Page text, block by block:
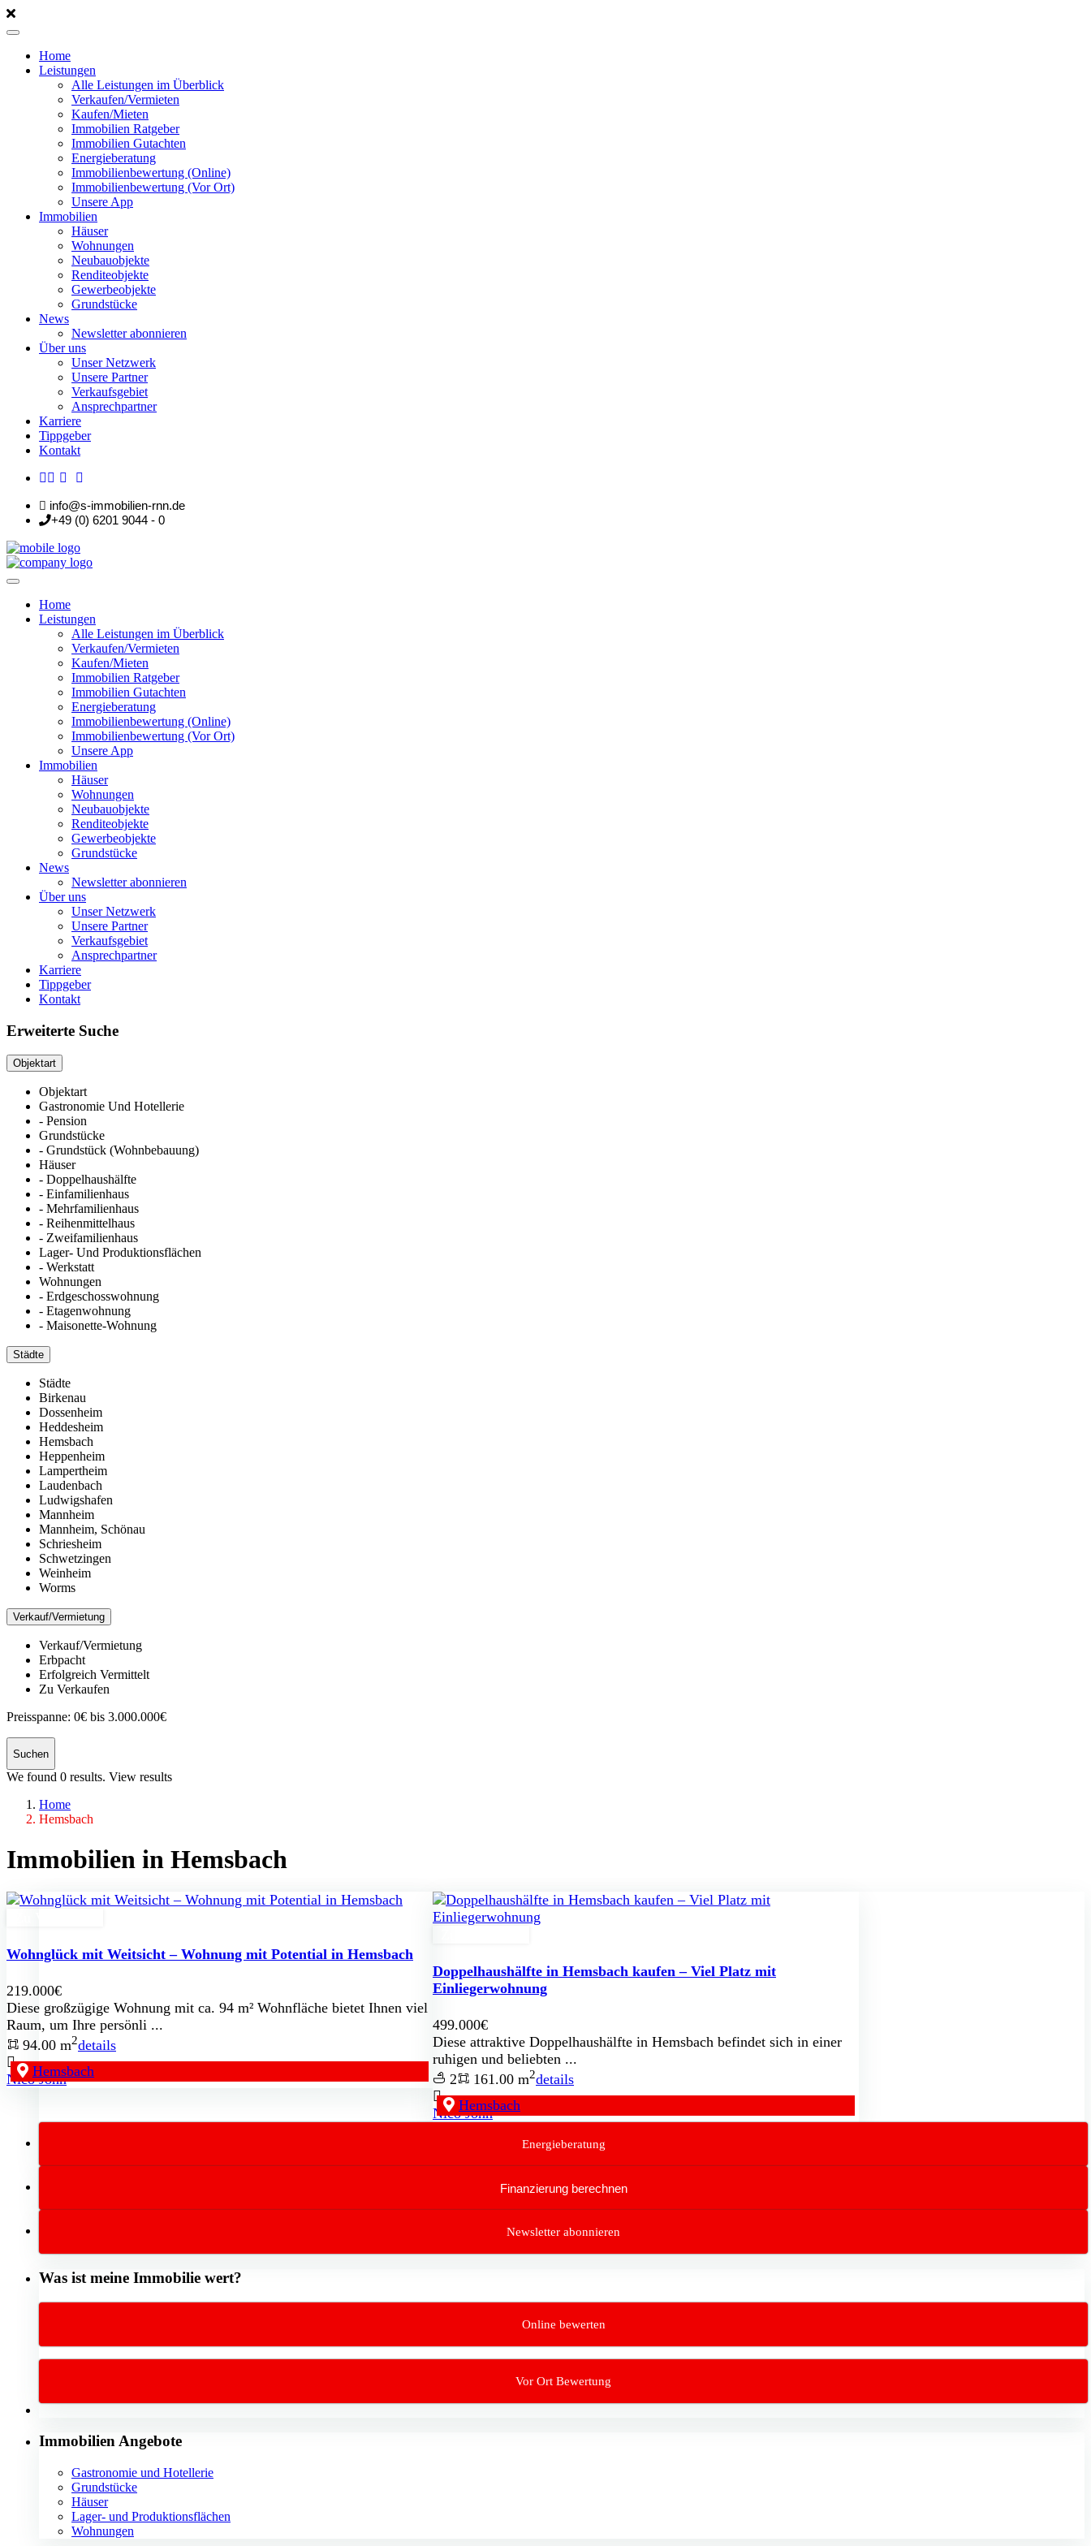
Home
Leistungen
Alle Leistungen im Überblick
Verkaufen/Vermieten
Kaufen/Mieten
Immobilien Ratgeber
Immobilien Gutachten
Energieberatung
Immobilienbewertung (Online)
Immobilienbewertung (Vor Ort)
Unsere App
Immobilien
Häuser
Wohnungen
Neubauobjekte
Renditeobjekte
Gewerbeobjekte
Grundstücke
News
Newsletter abonnieren
Über uns
Unser Netzwerk
Unsere Partner
Verkaufsgebiet
Ansprechpartner
Karriere
Tippgeber
Kontakt
info@s-immobilien-rnn.de
+49 (0) 6201 9044 - 0
Home
Leistungen
Alle Leistungen im Überblick
Verkaufen/Vermieten
Kaufen/Mieten
Immobilien Ratgeber
Immobilien Gutachten
Energieberatung
Immobilienbewertung (Online)
Immobilienbewertung (Vor Ort)
Unsere App
Immobilien
Häuser
Wohnungen
Neubauobjekte
Renditeobjekte
Gewerbeobjekte
Grundstücke
News
Newsletter abonnieren
Über uns
Unser Netzwerk
Unsere Partner
Verkaufsgebiet
Ansprechpartner
Karriere
Tippgeber
Kontakt
Erweiterte Suche
Objektart
Objektart
Gastronomie Und Hotellerie
- Pension
Grundstücke
- Grundstück (Wohnbebauung)
Häuser
- Doppelhaushälfte
- Einfamilienhaus
- Mehrfamilienhaus
- Reihenmittelhaus
- Zweifamilienhaus
Lager- Und Produktionsflächen
- Werkstatt
Wohnungen
- Erdgeschosswohnung
- Etagenwohnung
- Maisonette-Wohnung
Städte
Städte
Birkenau
Dossenheim
Heddesheim
Hemsbach
Heppenheim
Lampertheim
Laudenbach
Ludwigshafen
Mannheim
Mannheim, Schönau
Schriesheim
Schwetzingen
Weinheim
Worms
Verkauf/Vermietung
Verkauf/Vermietung
Erbpacht
Erfolgreich Vermittelt
Zu Verkaufen
Preisspanne: 0€ bis 3.000.000€
Suchen
We found 0 results. View results
Home
Hemsbach
Immobilien in Hemsbach
Hemsbach
Wohnglück mit Weitsicht – Wohnung mit Potential in Hemsbach
219.000€
Diese großzügige Wohnung mit ca. 94 m² Wohnfläche bietet Ihnen viel
Raum, um Ihre persönli ...
94.00 m2details
Nico John
Hemsbach
Doppelhaushälfte in Hemsbach kaufen – Viel Platz mit
Einliegerwohnung
499.000€
Diese attraktive Doppelhaushälfte in Hemsbach befindet sich in einer
ruhigen und beliebten ...
2
161.00 m2details
Nico John
Energieberatung
Finanzierung berechnen
Newsletter abonnieren
Was ist meine Immobilie wert?
Online bewerten
Vor Ort Bewertung
Immobilien Angebote
Gastronomie und Hotellerie
Grundstücke
Häuser
Lager- und Produktionsflächen
Wohnungen